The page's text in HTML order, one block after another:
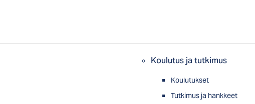
Koulutus ja tutkimus
Koulutukset
Tutkimus ja hankkeet